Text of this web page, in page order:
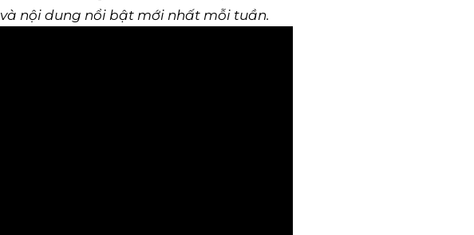
nội dung nổi bật mới nhất mỗi tuần.